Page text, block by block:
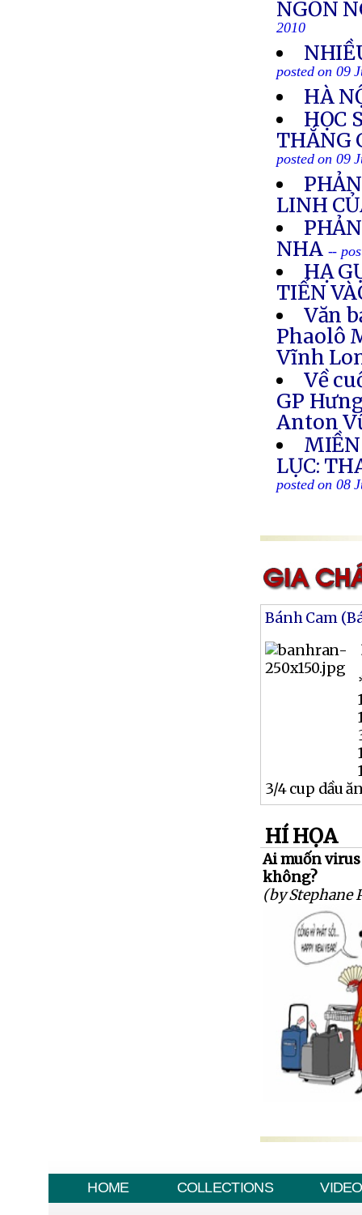
NGỔN
2010
posted on 09
HÀ
HỌC
THẮNG
posted on 09
LINH
NHA --
HẠ
TIẾN
Văn
Phaolô
Vĩnh
Về
GP
Anton
LỤC:
posted on 08
Bánh Cam
3/4 cup dầu
HÍ HỌA
Ai muốn
không?
(by Stephane
HOME COLLECTIONS VIDEO